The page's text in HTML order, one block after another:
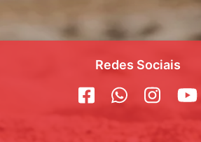
Redes Sociais